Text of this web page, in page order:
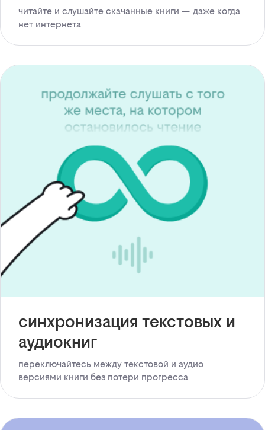
читайте и слушайте скачанные книги — даже когда
нет интернета
синхронизация текстовых и
аудиокниг
переключайтесь между текстовой и аудио
версиями книги без потери прогресса